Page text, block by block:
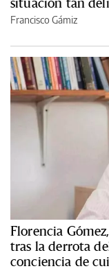
Francisco Gámiz
Florencia
tras la derrota
conciencia de